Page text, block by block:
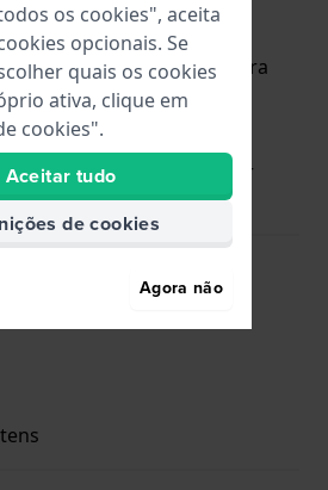
o tipo de ferramentas
inicial para fazer mais para
e prático
detectados quaisquer
2022
os cookies", aceita
opcionais. Se
quais os cookies
ativa, clique em
cookies".
Aceitar tudo
de cookies
Agora não